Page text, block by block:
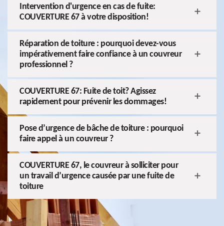
Intervention d'urgence en cas de fuite:
COUVERTURE 67 à votre disposition!
Réparation de toiture : pourquoi devez-vous
impérativement faire confiance à un couvreur
professionnel ?
COUVERTURE 67: Fuite de toit? Agissez
rapidement pour prévenir les dommages!
Pose d’urgence de bâche de toiture : pourquoi
faire appel à un couvreur ?
COUVERTURE 67, le couvreur à solliciter pour
un travail d’urgence causée par une fuite de
toiture